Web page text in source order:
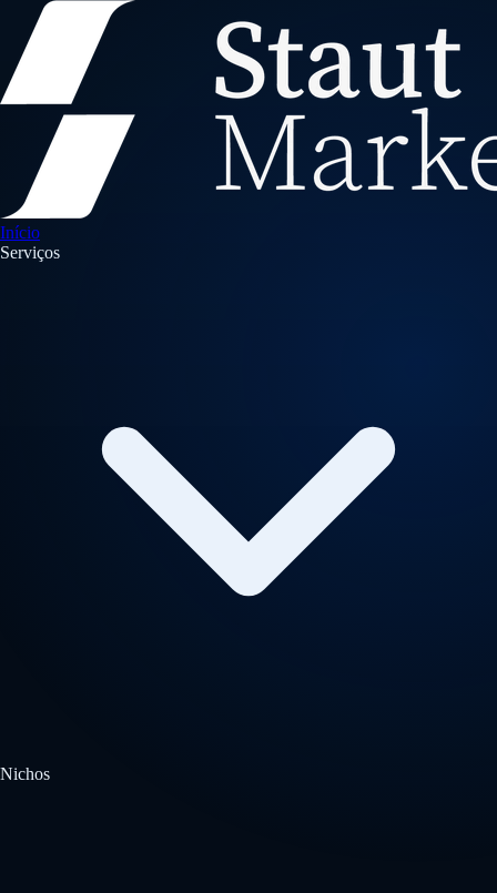
Início
Serviços
Nichos